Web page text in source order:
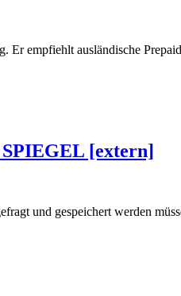
Er empfiehlt ausländische
[extern]
und gespeichert werden